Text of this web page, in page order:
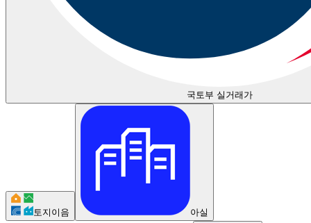
국토부 실거래가
토지이음 아실